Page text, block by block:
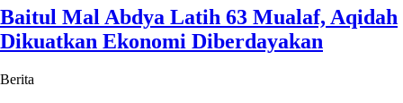
Baitul Mal Abdya Latih 63 Mualaf, Aqidah
Dikuatkan Ekonomi Diberdayakan
Berita